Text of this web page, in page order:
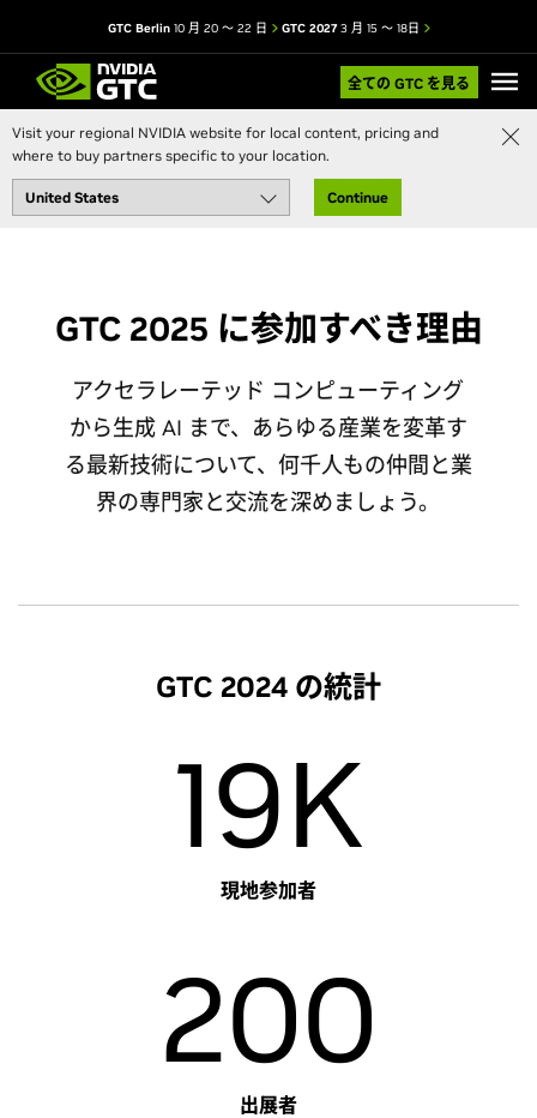
Visit your regional NVIDIA website for local content, pricing and
where to buy partners specific to your location.
Continue
GTC Berlin10 月 20 ～ 22 日 GTC 20273 月 15 ～ 18日
全ての GTC を見る
GTC 2025 に参加すべき理由
アクセラレーテッド コンピューティング
から生成 AI まで、あらゆる産業を変革す
る最新技術について、何千人もの仲間と業
界の専門家と交流を深めましょう。
GTC 2024 の統計
19K
現地参加者
200
出展者